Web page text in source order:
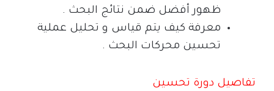
ظهور أفضل ضمن نتائج البحث .
معرفة كيف يتم قياس و تحليل عملية
تحسين محركات البحث .
تفاصيل دورة تحسين